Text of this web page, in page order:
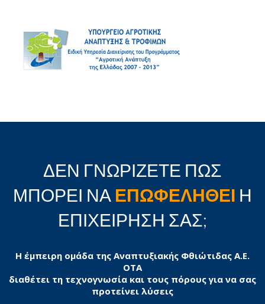
ΔΕΝ ΓΝΩΡΙΖΕΤΕ ΠΩΣ
ΜΠΟΡΕΙ ΝΑ ΕΠΩΦΕΛΗΘΕΙ Η
ΕΠΙΧΕΙΡΗΣΗ ΣΑΣ;
Η έμπειρη ομάδα της Αναπτυξιακής Φθιώτιδας Α.Ε.
ΟΤΑ
διαθέτει τη τεχνογνωσία και τους πόρους για να σας
προτείνει λύσεις